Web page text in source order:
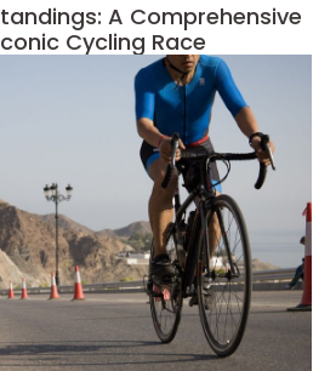
A Comprehensive
Cycling Race